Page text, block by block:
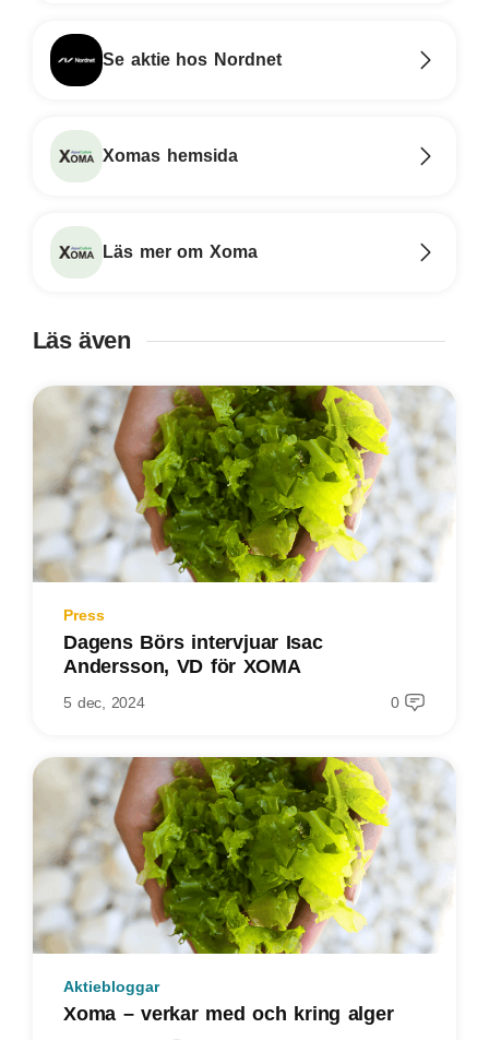
Se aktie hos Nordnet
Xomas hemsida
Läs mer om Xoma
Läs även
Press
Dagens Börs intervjuar Isac
Andersson, VD för XOMA
5 dec, 2024 0
Aktiebloggar
Xoma – verkar med och kring alger